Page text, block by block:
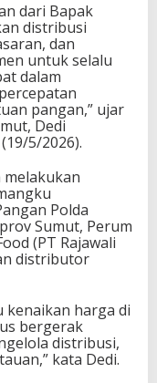
dari Bapak
distribusi
dan
untuk selalu
dalam
pangan,” ujar
Dedi
5/2026).
melakukan
Polda
Sumut, Perum
(PT Rajawali
distributor
kenaikan harga di
bergerak
distribusi,
kata Dedi.